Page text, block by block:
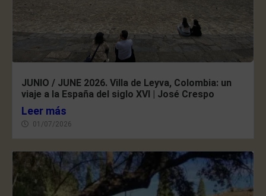
JUNIO / JUNE 2026. Villa de Leyva, Colombia: un
viaje a la España del siglo XVI | José Crespo
Leer más
01/07/2026